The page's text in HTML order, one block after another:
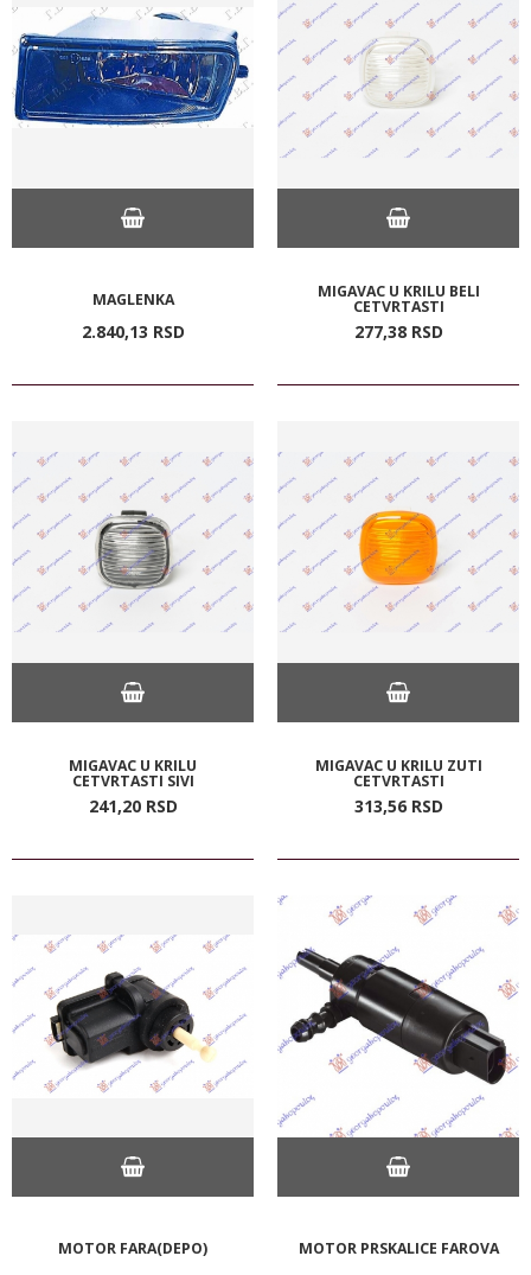
MAGLENKA
2.840,13 RSD
MIGAVAC U KRILU BELI
CETVRTASTI
277,38 RSD
MIGAVAC U KRILU
CETVRTASTI SIVI
241,20 RSD
MIGAVAC U KRILU ZUTI
CETVRTASTI
313,56 RSD
MOTOR FARA(DEPO) MOTOR PRSKALICE FAROVA